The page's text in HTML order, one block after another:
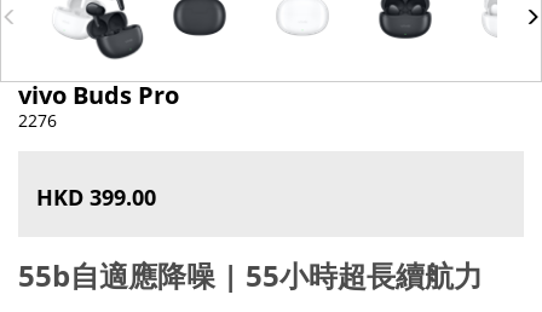
vivo Buds Pro
2276
HKD 399.00
55b自適應降噪 | 55小時超長續航力